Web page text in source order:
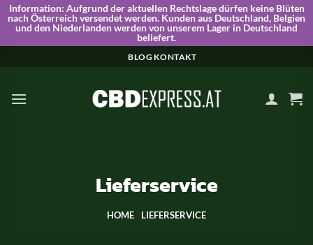
Information: Aufgrund der aktuellen Rechtslage dürfen keine Blüten
nach Österreich versendet werden. Kunden aus Deutschland, Belgien
und den Niederlanden werden von unserem Lager in Deutschland
beliefert.
BLOG KONTAKT
Lieferservice
HOME LIEFERSERVICE